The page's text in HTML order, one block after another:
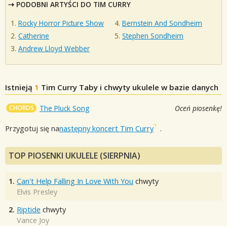
PODOBNI ARTYŚCI DO TIM CURRY
Rocky Horror Picture Show
Catherine
Andrew Lloyd Webber
Bernstein And Sondheim
Stephen Sondheim
Istnieją 1 Tim Curry Taby i chwyty ukulele w bazie danych
CHORDS The Pluck Song Oceń piosenkę!
Przygotuj się nanastępny koncert Tim Curry .
TOP PIOSENKI UKULELE (SIERPNIA)
1. Can't Help Falling In Love With You chwyty
Elvis Presley
2. Riptide chwyty
Vance Joy